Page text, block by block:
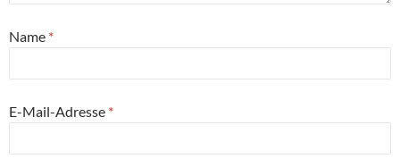
Name *
E-Mail-Adresse *